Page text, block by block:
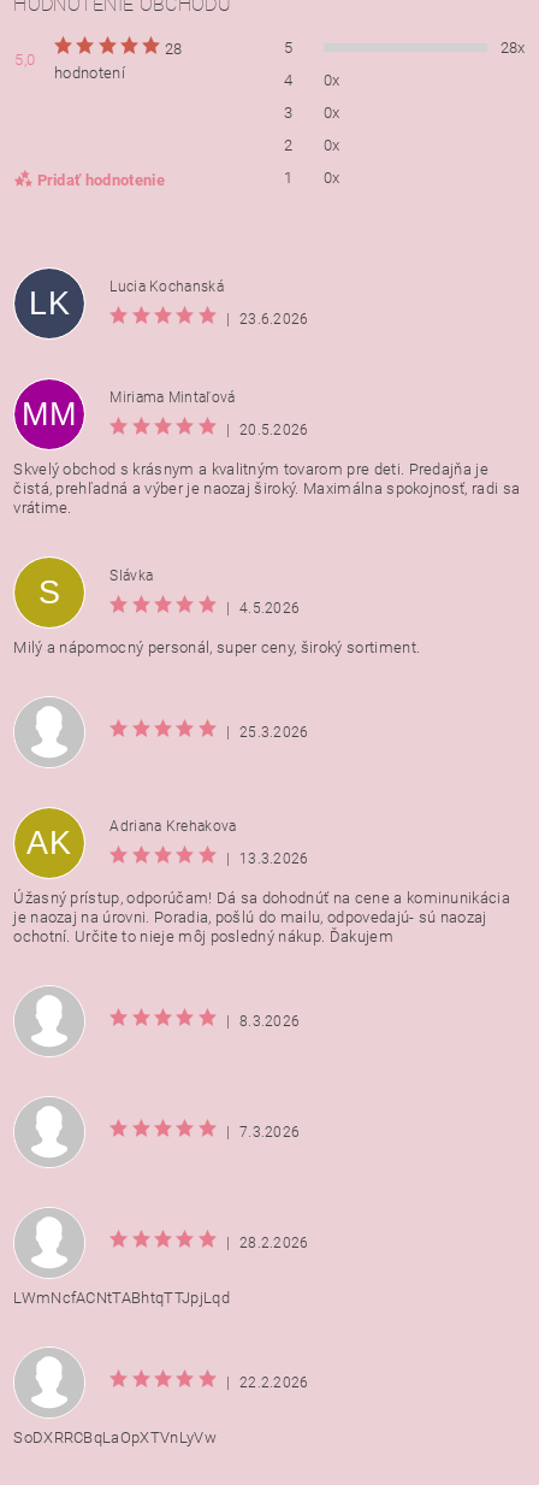
5,0
28
hodnotení
Pridať hodnotenie
5
28x
4
0x
3
0x
2
0x
1
0x
Vložením hodnotenie súhlasíte s
osobných údajov
LK
Lucia Kochanská
|
23.6.2026
MM
Miriama Mintaľová
|
20.5.2026
Skvelý obchod s krásnym a kvalitným tovarom pre deti. Predajňa je
čistá, prehľadná a výber je naozaj široký. Maximálna spokojnosť, radi sa
vrátime.
S
Slávka
|
4.5.2026
Milý a nápomocný personál, super ceny, široký sortiment.
| 25.3.2026
AK
Adriana Krehakova
|
13.3.2026
Úžasný prístup, odporúčam! Dá sa dohodnúť na cene a kominunikácia
je naozaj na úrovni. Poradia, pošlú do mailu, odpovedajú- sú naozaj
ochotní. Určite to nieje môj posledný nákup. Ďakujem
| 8.3.2026
| 7.3.2026
| 28.2.2026
LWmNcfACNtTABhtqTTJpjLqd
| 22.2.2026
SoDXRRCBqLaOpXTVnLyVw